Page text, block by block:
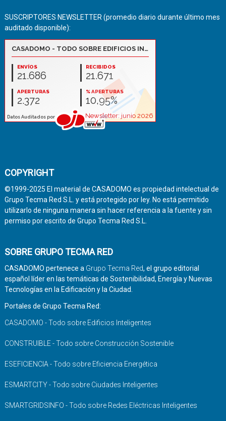
SUSCRIPTORES NEWSLETTER (promedio diario durante último mes
auditado disponible):
COPYRIGHT
©1999-2025 El material de CASADOMO es propiedad intelectual de
Grupo Tecma Red S.L. y está protegido por ley. No está permitido
utilizarlo de ninguna manera sin hacer referencia a la fuente y sin
permiso por escrito de Grupo Tecma Red S.L.
SOBRE GRUPO TECMA RED
CASADOMO pertenece a Grupo Tecma Red, el grupo editorial
español líder en las temáticas de Sostenibilidad, Energía y Nuevas
Tecnologías en la Edificación y la Ciudad.
Portales de Grupo Tecma Red:
CASADOMO - Todo sobre Edificios Inteligentes
CONSTRUIBLE - Todo sobre Construcción Sostenible
ESEFICIENCIA - Todo sobre Eficiencia Energética
ESMARTCITY - Todo sobre Ciudades Inteligentes
SMARTGRIDSINFO - Todo sobre Redes Eléctricas Inteligentes